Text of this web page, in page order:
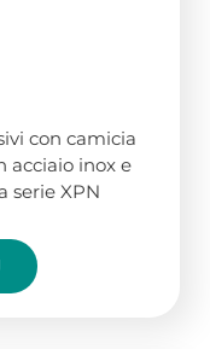
con camicia
acciaio inox e
serie XPN